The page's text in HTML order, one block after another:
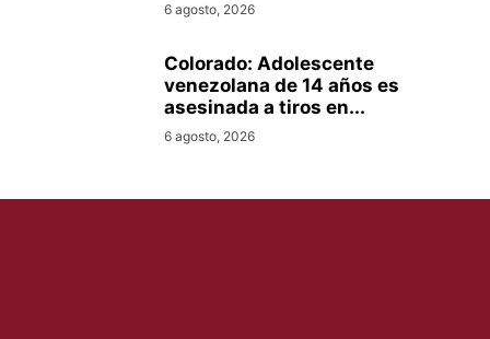
6 agosto, 2026
Colorado: Adolescente
venezolana de 14 años es
asesinada a tiros en...
6 agosto, 2026